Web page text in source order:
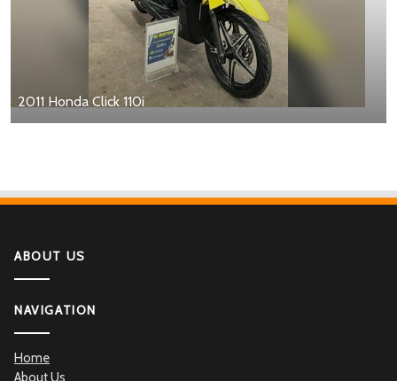
2011 Honda Click 110i
ABOUT US
NAVIGATION
Home
About Us